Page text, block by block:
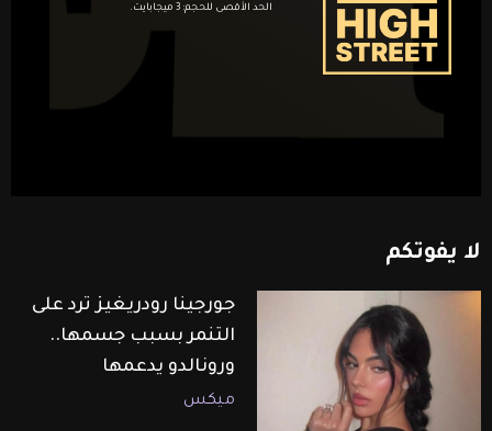
الحد الأقصى للحجم: 3 ميجابايت.
لا يفوتكم
جورجينا رودريغيز ترد على
التنمر بسبب جسمها..
ورونالدو يدعمها
ميكس